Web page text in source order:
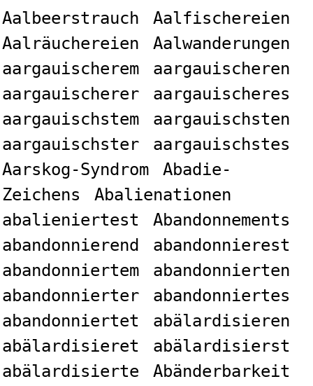
Aalbeerstrauch
Aalfischereien
Aalräuchereien
Aalwanderungen
aargauischerem
aargauischeren
aargauischerer
aargauischeres
aargauischstem
aargauischsten
aargauischster
aargauischstes
Aarskog-Syndrom
Abadie-
Zeichens
Abalienationen
abalieniertest
Abandonnements
abandonnierend
abandonnierest
abandonniertem
abandonnierten
abandonnierter
abandonniertes
abandonniertet
abälardisieren
abälardisieret
abälardisierst
abälardisierte
Abänderbarkeit